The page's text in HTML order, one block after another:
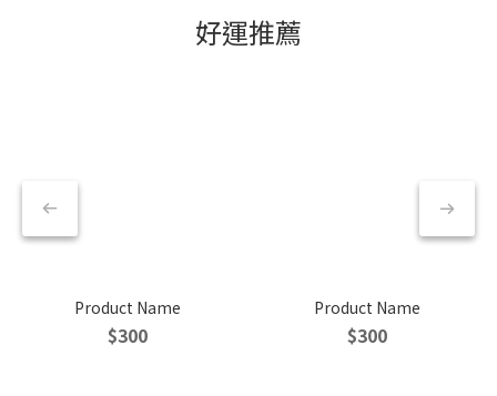
好運推薦
Product Name
$300
Product Name
$300